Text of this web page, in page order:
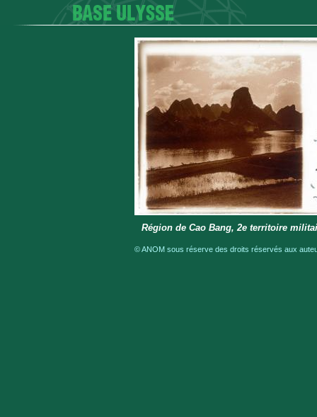
Région de Cao Bang, 2e territoire
© ANOM sous réserve des droits réservés aux